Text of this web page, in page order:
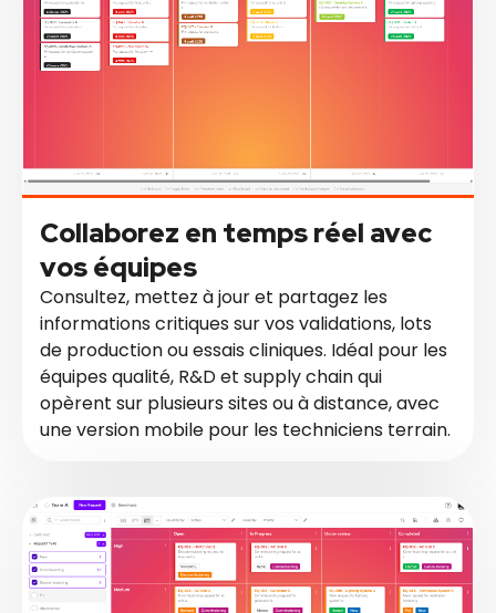
Collaborez en temps réel avec
vos équipes
Consultez, mettez à jour et partagez les
informations critiques sur vos validations, lots
de production ou essais cliniques. Idéal pour les
équipes qualité, R&D et supply chain qui
opèrent sur plusieurs sites ou à distance, avec
une version mobile pour les techniciens terrain.